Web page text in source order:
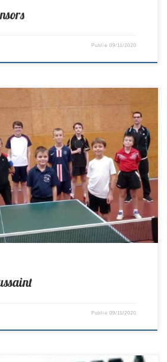
Publié09/11/2020
pendant les vacances de la Toussaint. 13
salle une denière fois avant le
qui ont participé (9 de St Colomban et
Matéo, Louna, Noah, Ewen, Mathis, Melvin,
Publié09/11/2020